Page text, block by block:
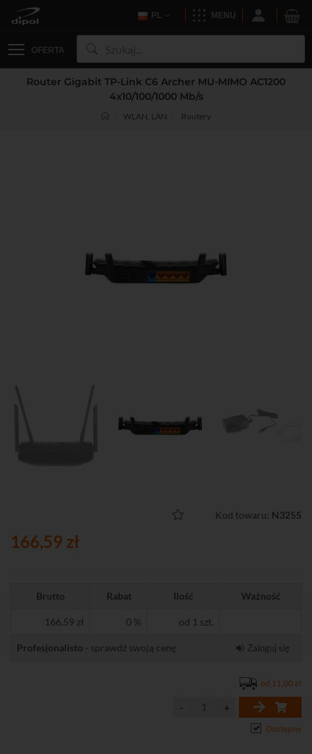
PL MENU
OFERTA
Router Gigabit TP-Link C6 Archer MU-MIMO AC1200
4x10/100/1000 Mb/s
WLAN, LAN Routery
Kod towaru: N3255
166,59 zł
Brutto Rabat Ilość Ważność
166,59 zł 0 % od 1 szt.
Profesjonalisto - sprawdź swoją cenę Zaloguj się
od 11,00 zł
Dostępny